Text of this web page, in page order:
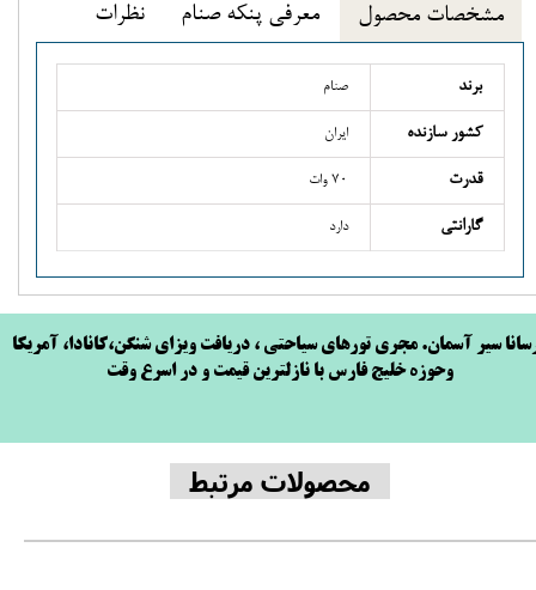
مشخصات محصول معرفی پنکه صنام نظرات
برند صنام
کشور سازنده ایران
قدرت 70 وات
گارانتی دارد
سیر آسمان. مجری تورهای سیاحتی ، دریافت ویزای شنگن،کانادا، آمریکا
وحوزه خلیج فارس با نازلترین قیمت و در اسرع وقت
محصولات مرتبط